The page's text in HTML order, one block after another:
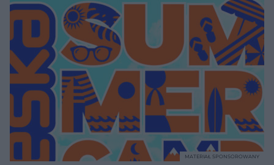
MATERIAŁ SPONSOROWANY